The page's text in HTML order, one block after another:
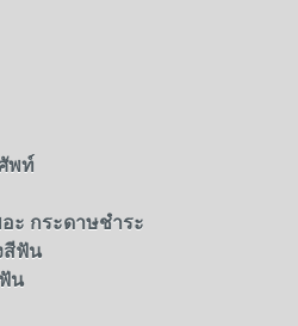
พท์
ะ กระดาษชำระ
สีฟัน
น